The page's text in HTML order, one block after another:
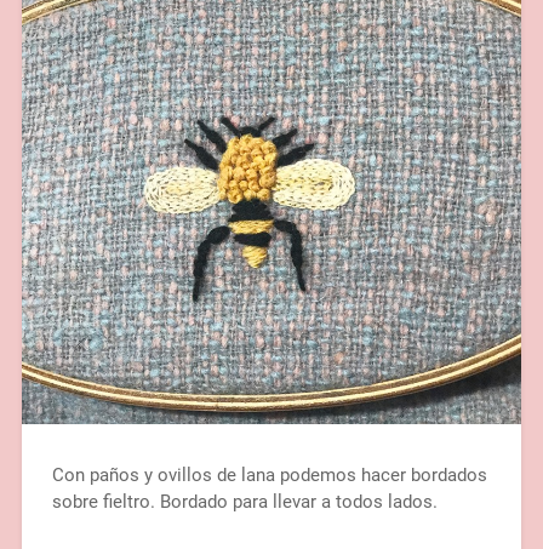
Con paños y ovillos de lana podemos hacer bordados
sobre fieltro. Bordado para llevar a todos lados.